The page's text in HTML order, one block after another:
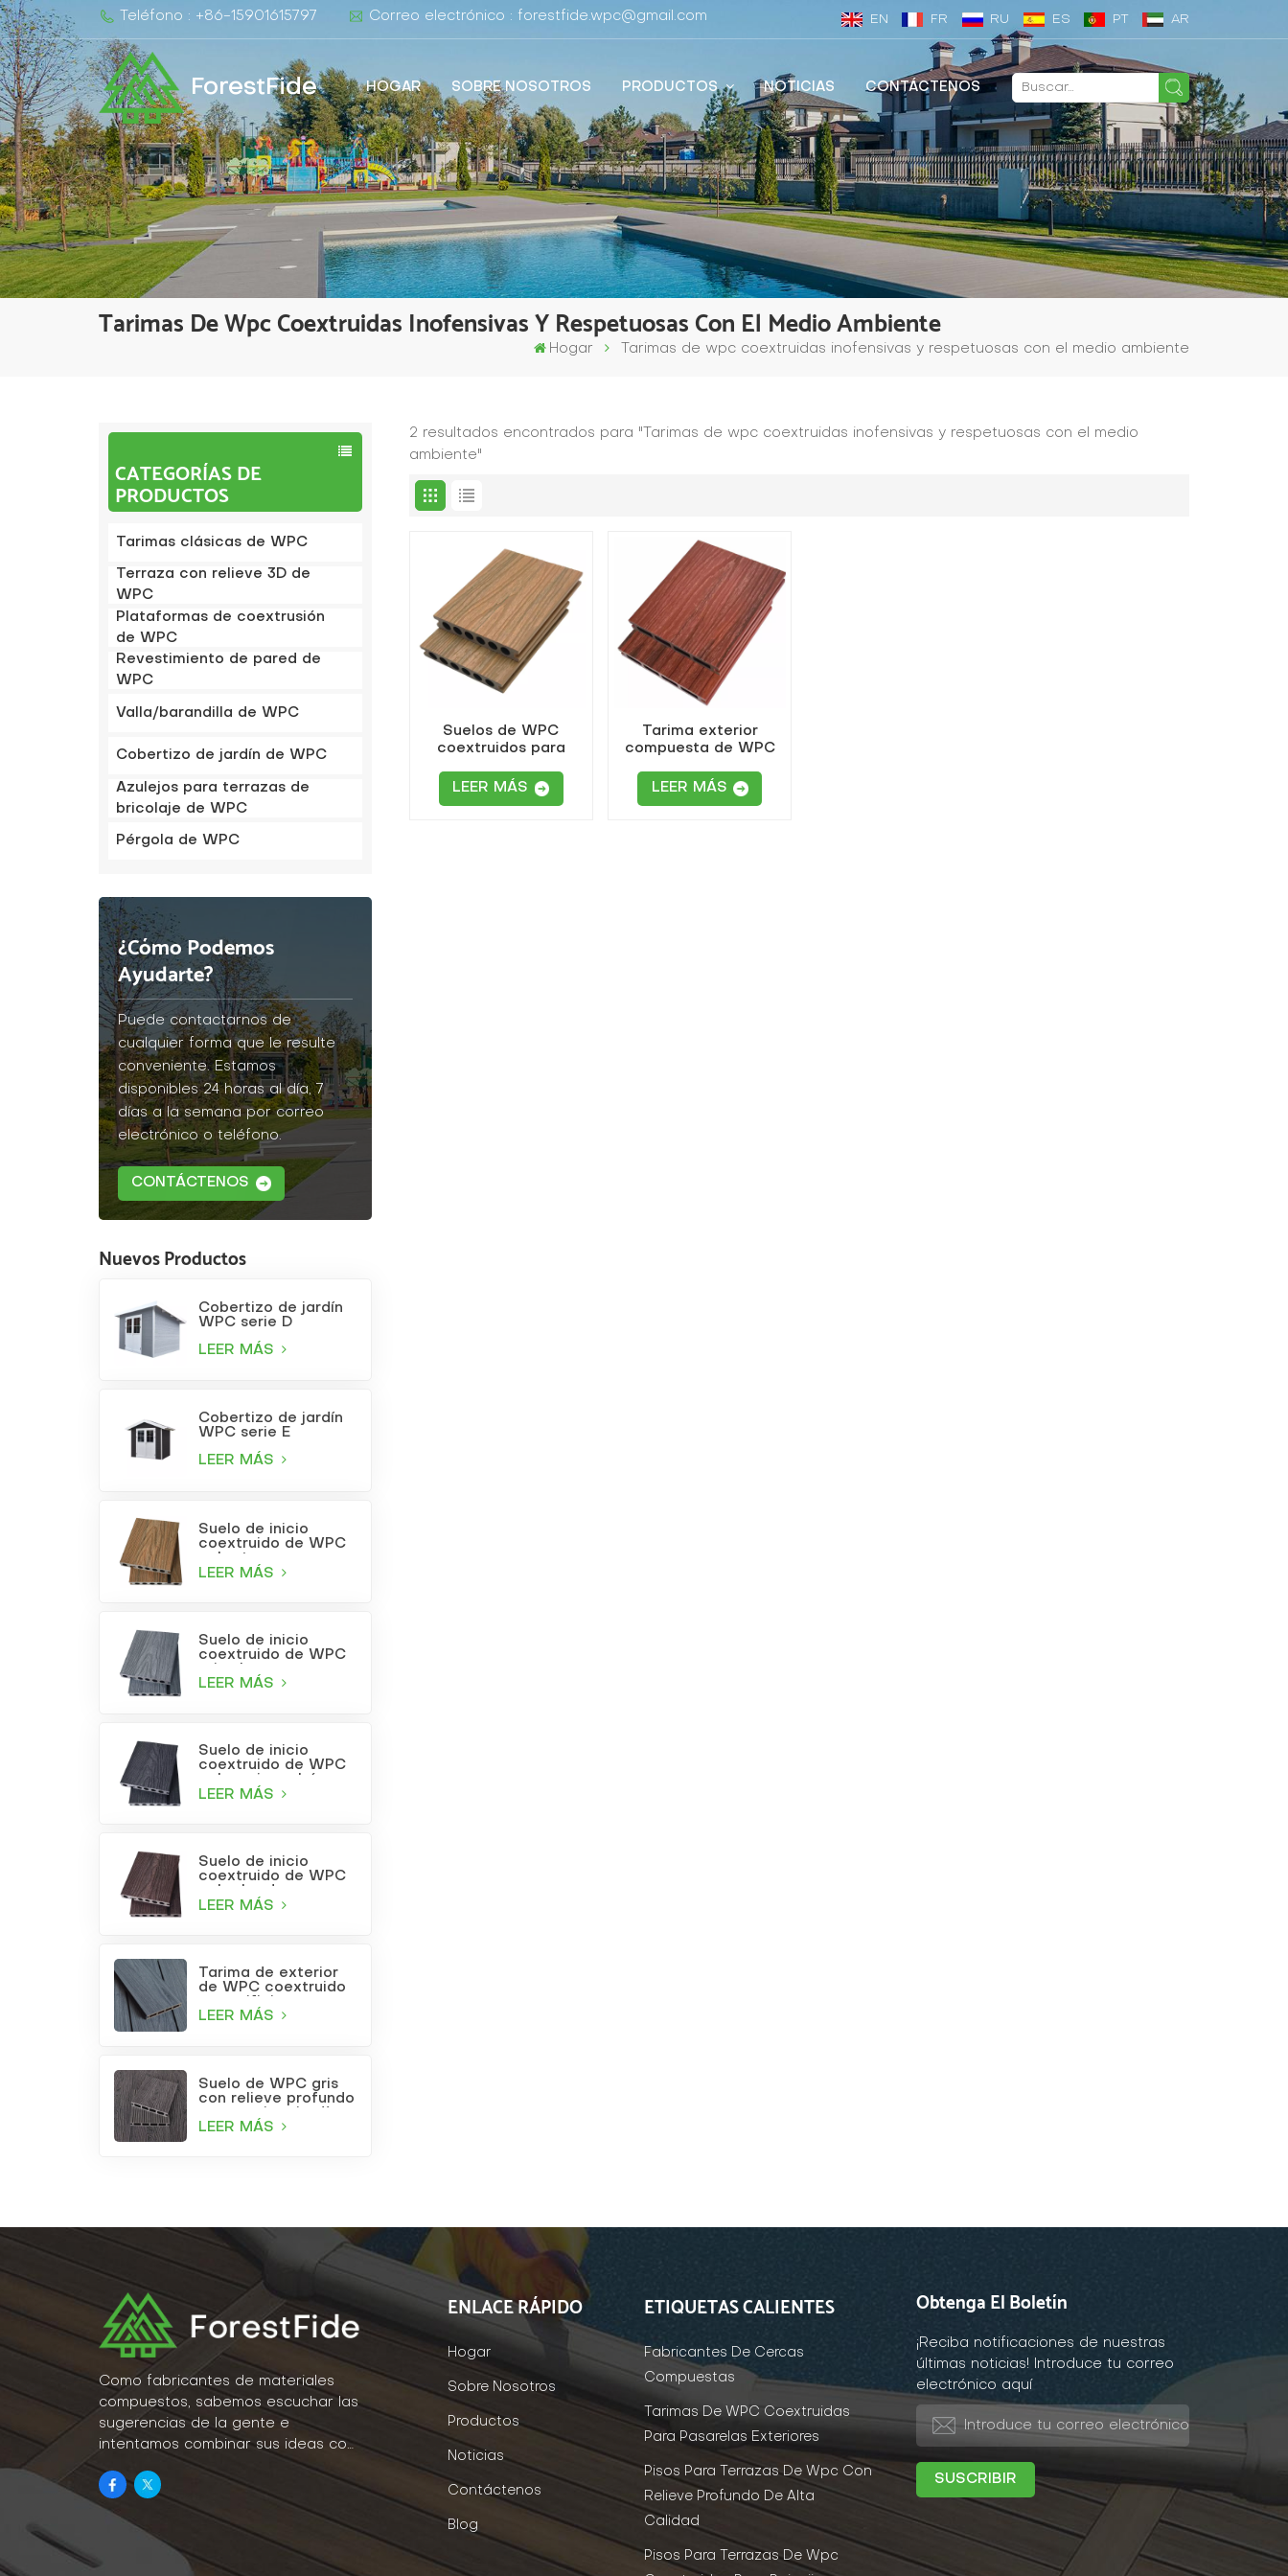
Teléfono : +86-15901615797 Correo electrónico : forestfide.wpc@gmail.com EN FR RU ES PT AR
ForestFide HOGAR SOBRE NOSOTROS PRODUCTOS NOTICIAS CONTÁCTENOS
Tarimas De Wpc Coextruidas Inofensivas Y Respetuosas Con El Medio Ambiente
Hogar Tarimas de wpc coextruidas inofensivas y respetuosas con el medio ambiente
CATEGORÍAS DE
PRODUCTOS
Tarimas clásicas de WPC
Terraza con relieve 3D de
WPC
Plataformas de coextrusión
de WPC
Revestimiento de pared de
WPC
Valla/barandilla de WPC
Cobertizo de jardín de WPC
Azulejos para terrazas de
bricolaje de WPC
Pérgola de WPC
¿Cómo Podemos
Ayudarte?
Puede contactarnos de
cualquier forma que le resulte
conveniente. Estamos
disponibles 24 horas al día, 7
días a la semana por correo
electrónico o teléfono.
CONTÁCTENOS
Nuevos Productos
Cobertizo de jardín
WPC serie D
LEER MÁS
Cobertizo de jardín
WPC serie E
LEER MÁS
Suelo de inicio
coextruido de WPC
LEER MÁS
Suelo de inicio
coextruido de WPC
LEER MÁS
Suelo de inicio
coextruido de WPC
LEER MÁS
Suelo de inicio
coextruido de WPC
LEER MÁS
Tarima de exterior
de WPC coextruido
cuadrados, color gris
LEER MÁS
Suelo de WPC gris
con relieve profundo
LEER MÁS
2 resultados encontrados para "Tarimas de wpc coextruidas inofensivas y respetuosas con el medio
ambiente"
Suelos de WPC
coextruidos para
teca
LEER MÁS
Tarima exterior
compuesta de WPC
anticorrosión
LEER MÁS
Como fabricantes de materiales
compuestos, sabemos escuchar las
sugerencias de la gente e
intentamos combinar sus ideas con
la realidad como parte de nuestro
estilo de vida.
ENLACE RÁPIDO
Hogar
Sobre Nosotros
Productos
Noticias
Contáctenos
Blog
ETIQUETAS CALIENTES
Fabricantes De Cercas
Compuestas
Tarimas De WPC Coextruidas
Para Pasarelas Exteriores
Pisos Para Terrazas De Wpc Con
Relieve Profundo De Alta
Calidad
Pisos Para Terrazas De Wpc
Obtenga El Boletín
¡Reciba notificaciones de nuestras
últimas noticias! Introduce tu correo
electrónico aquí